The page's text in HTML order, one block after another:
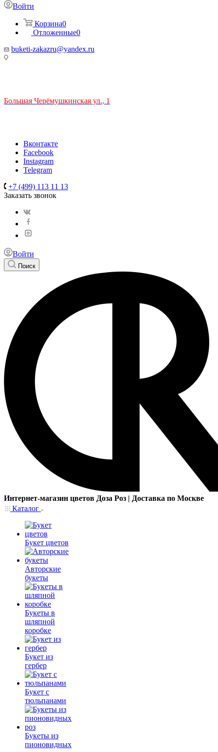
Войти
Корзина0
Отложенные0
buketi-zakazru@yandex.ru
Большая Черёмушкинская ул., 1
Вконтакте
Facebook
Instagram
Telegram
+7 (499) 113 11 13
Заказать звонок
Войти
Поиск
Интернет-магазин цветов Доза Роз | Доставка по Москве
Каталог
Букет цветов
Авторские
букеты
Букеты в
шляпной
коробке
Букет из
гербер
Букет с
тюльпанами
Букеты из
пионовидных